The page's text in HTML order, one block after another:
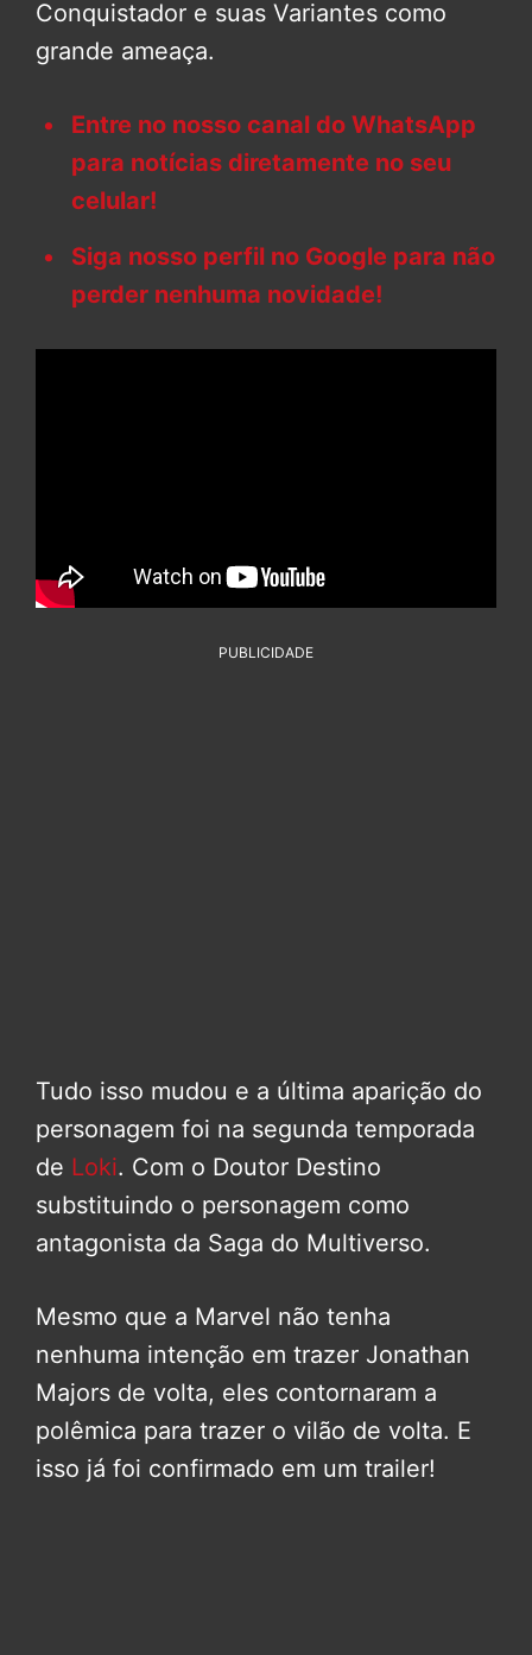
Conquistador e suas Variantes como
grande ameaça.
Entre no nosso canal do WhatsApp
para notícias diretamente no seu
celular!
Siga nosso perfil no Google para não
perder nenhuma novidade!
PUBLICIDADE
Tudo isso mudou e a última aparição do
personagem foi na segunda temporada
de Loki. Com o Doutor Destino
substituindo o personagem como
antagonista da Saga do Multiverso.
Mesmo que a Marvel não tenha
nenhuma intenção em trazer Jonathan
Majors de volta, eles contornaram a
polêmica para trazer o vilão de volta. E
isso já foi confirmado em um trailer!